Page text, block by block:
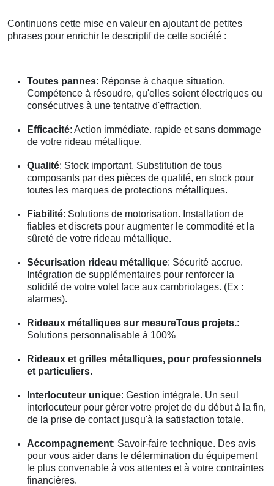
Continuons cette mise en valeur en ajoutant de petites
phrases pour enrichir le descriptif de cette société :
Toutes pannes: Réponse à chaque situation.
Compétence à résoudre, qu'elles soient électriques ou
consécutives à une tentative d'effraction.
Efficacité: Action immédiate. rapide et sans dommage
de votre rideau métallique.
Qualité: Stock important. Substitution de tous
composants par des pièces de qualité, en stock pour
toutes les marques de protections métalliques.
Fiabilité: Solutions de motorisation. Installation de
fiables et discrets pour augmenter le commodité et la
sûreté de votre rideau métallique.
Sécurisation rideau métallique: Sécurité accrue.
Intégration de supplémentaires pour renforcer la
solidité de votre volet face aux cambriolages. (Ex :
alarmes).
Rideaux métalliques sur mesureTous projets.:
Solutions personnalisable à 100%
Rideaux et grilles métalliques, pour professionnels
et particuliers.
Interlocuteur unique: Gestion intégrale. Un seul
interlocuteur pour gérer votre projet de du début à la fin,
de la prise de contact jusqu'à la satisfaction totale.
Accompagnement: Savoir-faire technique. Des avis
pour vous aider dans le détermination du équipement
le plus convenable à vos attentes et à votre contraintes
financières.